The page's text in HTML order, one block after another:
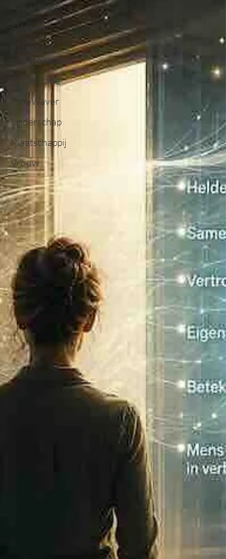
Alle artikelen
Algemeen
Betekenisvol
ondernemen
Organisatie
TimeWaver
Leiderschap
Maatschappij
Vrouw